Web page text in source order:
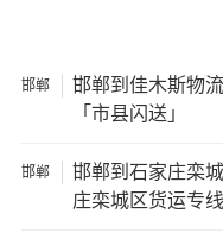
需详细了解最低资费请
★ 由于货运运输比较
运的所有物品；如果
通知公司客服以便安排
邯郸
邯郸到佳木斯物
「市县闪送」
邯郸
邯郸到石家庄栾
庄栾城区货运专